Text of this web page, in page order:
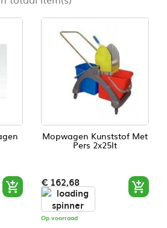

Mopwagen Kunststof Met
Pers 2x25lt
€ 162,68
Op voorraad
